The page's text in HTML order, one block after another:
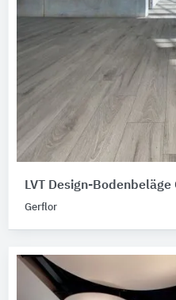
LVT Design-Bodenbeläge
Gerflor